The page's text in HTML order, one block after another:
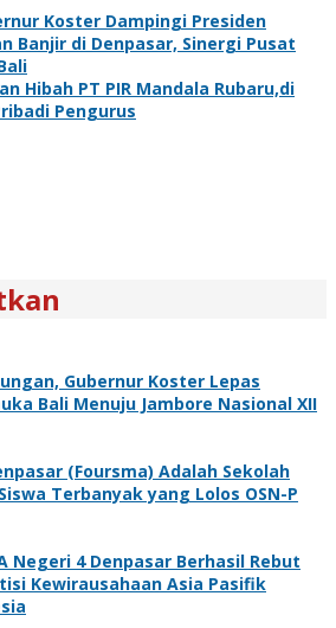
Koster Dampingi Presiden
Banjir di Denpasar, Sinergi Pusat
Hibah PT PIR Mandala Rubaru,di
Pengurus
Gubernur Koster Lepas
Bali Menuju Jambore Nasional XII
(Foursma) Adalah Sekolah
Terbanyak yang Lolos OSN-P
Negeri 4 Denpasar Berhasil Rebut
Kewirausahaan Asia Pasifik